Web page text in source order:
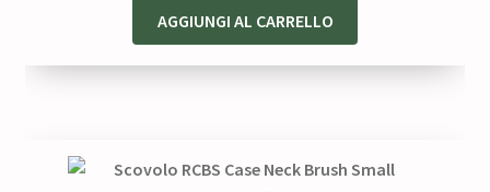
originale
era:
attuale
è:
AGGIUNGI AL CARRELLO